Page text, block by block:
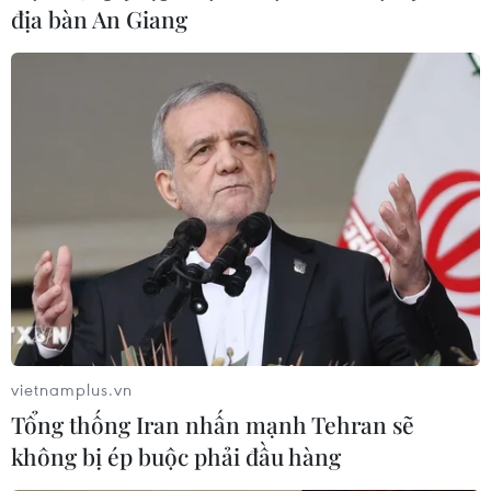
Lãnh đạo Ủy ban An toàn giao thông Quốc gia và Tổng công ty
Đường sắt thăm hỏi, động viên nhân viên gác chắn đường sắt
Nguyễn Thị Hồng Hà bị hành hung. (Ảnh: Đức Hùng/Vietnam+)
Trong chuyến thăm hỏi nhân viên gác chắn
Nguyễn Thị Hồng Hà, đang mang thai 6 tháng bị
hành hung ở gác chắn Định Công vào chiều nay
(13/4), ông Trần Hữu Minh, Phó Chánh văn
địa bàn An Giang
vietnamplus.vn
Tổng thống Iran nhấn mạnh Tehran sẽ
không bị ép buộc phải đầu hàng